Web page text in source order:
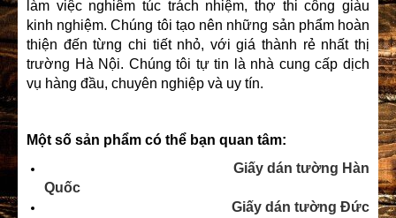
làm việc nghiêm túc trách nhiệm, thợ thi công giàu
kinh nghiệm. Chúng tôi tạo nên những sản phẩm hoàn
thiện đến từng chi tiết nhỏ, với giá thành rẻ nhất thị
trường Hà Nội. Chúng tôi tự tin là nhà cung cấp dịch
vụ hàng đầu, chuyên nghiệp và uy tín.
Một số sản phẩm có thể bạn quan tâm:
Giấy dán tường Hàn
Quốc
Giấy dán tường Đức